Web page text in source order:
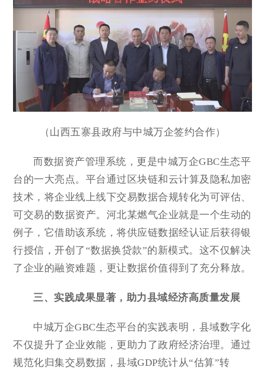
（山西五寨县政府与中城万企签约合作）
而数据资产管理系统，更是中城万企GBC生态平
台的一大亮点。平台通过区块链和云计算及隐私加密
技术，将企业线上线下交易数据合规转化为可评估、
可交易的数据资产。河北某燃气企业就是一个生动的
例子，它借助该系统，将供应链数据经认证后获得银
行授信，开创了“数据换贷款”的新模式。这不仅解决
了企业的融资难题，更让数据价值得到了充分释放。
三、实践成果显著，助力县域经济高质量发展
中城万企GBC生态平台的实践表明，县域数字化
不仅提升了企业效能，更助力了政府经济治理。通过
规范化归集交易数据，县域GDP统计从“估算”转